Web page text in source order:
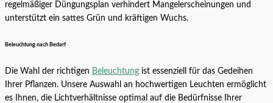
regelmäßiger Düngungsplan verhindert Mangelerscheinungen und
unterstützt ein sattes Grün und kräftigen Wuchs.
Beleuchtung nach Bedarf
Die Wahl der richtigen Beleuchtung ist essenziell für das Gedeihen
Ihrer Pflanzen. Unsere Auswahl an hochwertigen Leuchten ermöglicht
es Ihnen, die Lichtverhältnisse optimal auf die Bedürfnisse Ihrer